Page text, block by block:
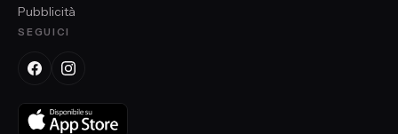
Pubblicità
SEGUICI